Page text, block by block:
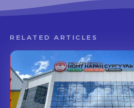
RELATED ARTICLES